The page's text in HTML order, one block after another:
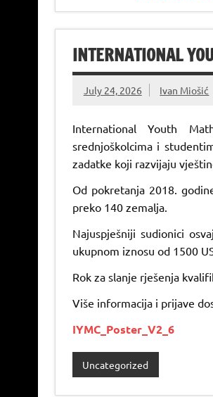
INTERNATIONAL
July 24, 2026 Ivan Miošić
International Youth
srednjoškolcima i
zadatke koji razvijaju
Od pokretanja 2018.
preko 140 zemalja.
Najuspješniji sudionici
ukupnom iznosu od 1500
Rok za slanje rješenja
Više informacija i prijave
IYMC_Poster_V2_6
Uncategorized